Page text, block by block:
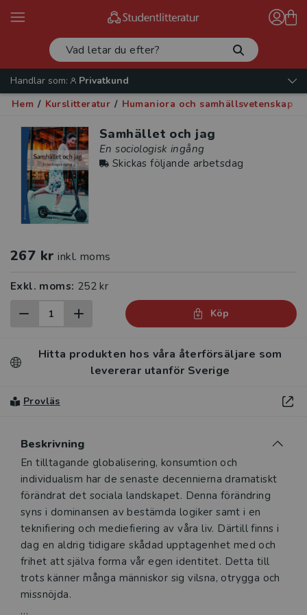
Handlar som:
Privatkund
Hem / Kurslitteratur / Humaniora och samhällsvetenskap
Samhället och jag
En sociologisk ingång
Skickas följande arbetsdag
267 kr inkl. moms
Exkl. moms: 252 kr
Köp
Hitta produkten hos våra återförsäljare som
levererar utanför Sverige
Provläs
Beskrivning
Beskrivning
En tilltagande globalisering, konsumtion och
individualism har de senaste decennierna dramatiskt
förändrat det sociala landskapet. Denna förändring
syns i dominansen av bestämda logiker samt i en
teknifiering och mediefiering av våra liv. Därtill finns i
dag en aldrig tidigare skådad upptagenhet med och
frihet att själva forma vår egen identitet. Detta till
trots känner många människor sig vilsna, otrygga och
missnöjda.